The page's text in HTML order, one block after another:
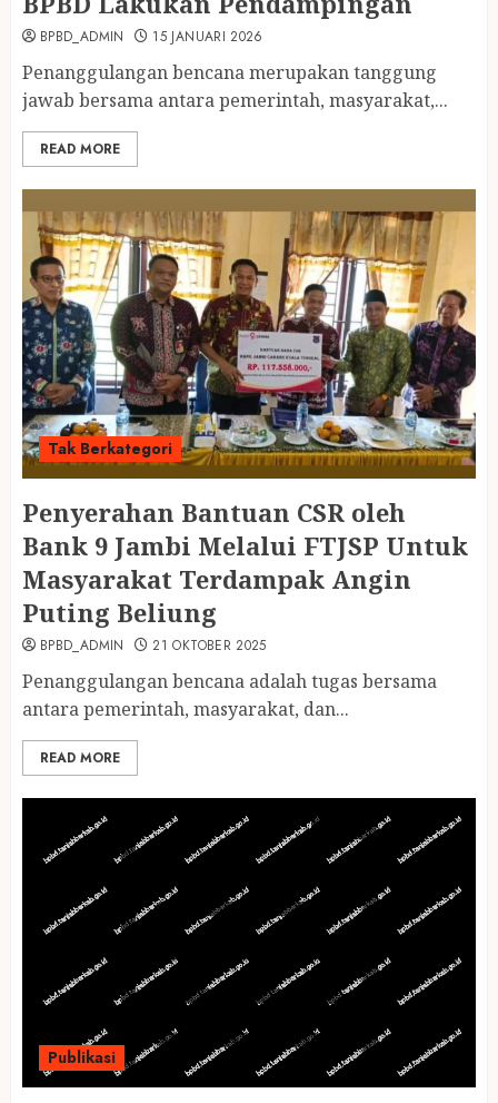
BPBD_ADMIN 15 JANUARI 2026
Penanggulangan bencana merupakan tanggung
jawab bersama antara pemerintah, masyarakat,...
READ MORE
Tak Berkategori
Penyerahan Bantuan CSR oleh
Bank 9 Jambi Melalui FTJSP Untuk
Masyarakat Terdampak Angin
Puting Beliung
BPBD_ADMIN 21 OKTOBER 2025
Penanggulangan bencana adalah tugas bersama
antara pemerintah, masyarakat, dan...
READ MORE
Publikasi